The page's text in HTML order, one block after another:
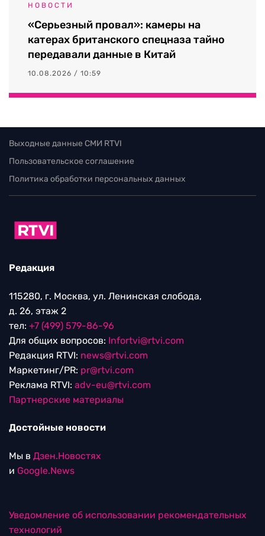
НОВОСТИ
«Серьезный провал»: камеры на
катерах британского спецназа тайно
передавали данные в Китай
10.08.2026 / 10:59
Выходные данные СМИ RTVI
Пользовательское соглашение
Политика обработки персональных данных
Редакция
115280, г. Москва, ул. Ленинская слобода,
д. 26, этаж 2
тел: +7 (499) 579-86-96
Для общих вопросов: Infortvi@rtvi.com
Редакция RTVI: news@rtvi.com
Маркетинг/PR: pr@rtvi.com
Реклама RTVI: adv-eu@rtvi.com
Партнерские материалы
Достойные новости
Мы в Дзен.Новостях
и Google.News
Уведомление об использовании рекомендательных
технологий